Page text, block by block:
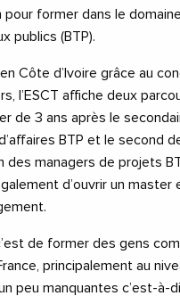
pour former dans le
publics (BTP).
Côte d’Ivoire grâce au
l’ESCT affiche deux
de 3 ans après le
BTP et le second
des managers de projets
d’ouvrir un master
de former des gens
principalement au
peu manquantes c’est-à-